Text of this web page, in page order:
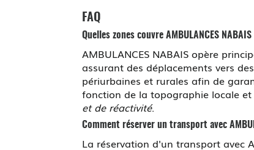
FAQ
Quelles zones couvre AMBULANCES NABAIS
AMBULANCES NABAIS opère
assurant des déplacements vers
périurbaines et rurales afin de
fonction de la topographie locale
et de réactivité.
Comment réserver un transport avec
La réservation d'un transport avec